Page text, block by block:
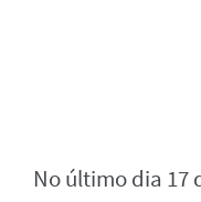
No último dia 17